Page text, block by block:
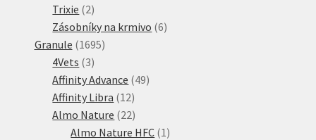
produktů
Trixie 22
produkty
Zásobníky na krmivo 66
Granule 16951695
4Vets 33
produkty
Affinity Advance 4949
Affinity Libra 1212
produktů
Almo Nature 2222
produktů
Almo Nature HFC 1 1